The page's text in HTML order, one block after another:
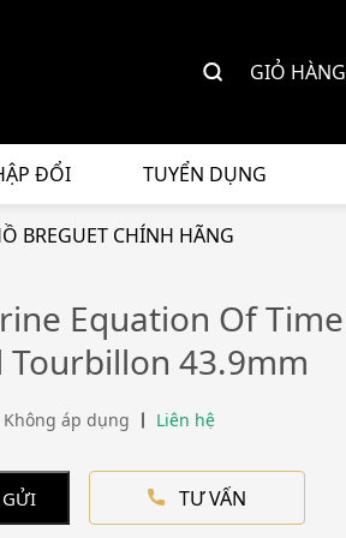
GIỎ HÀNG
ĐỔI TUYỂN DỤNG
BREGUET CHÍNH HÃNG
Equation Of Time
Tourbillon 43.9mm
Không áp dụng Liên hệ
GỬI TƯ VẤN